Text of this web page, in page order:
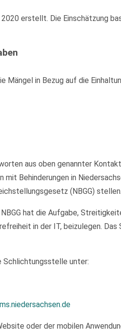
2020 erstellt. Die Einschätzung
Mängel in Bezug auf die
aus oben genannter
Behinderungen in
(NBGG) stellen.
hat die Aufgabe,
in der IT, beizulegen.
Schlichtungsstelle unter:
oder der mobilen